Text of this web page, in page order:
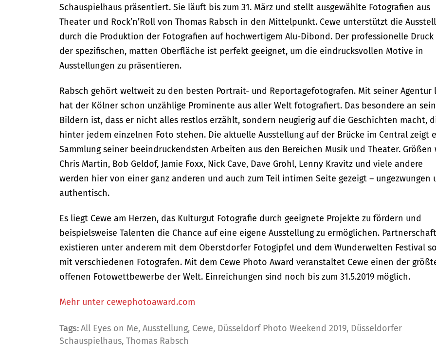
Schauspielhaus präsentiert. Sie läuft bis zum 31. März und stellt ausgewählte Fotografien aus
Theater und Rock’n’Roll von Thomas Rabsch in den Mittelpunkt. Cewe unterstützt die
durch die Produktion der Fotografien auf hochwertigem Alu-Dibond. Der professionelle Druck
der spezifischen, matten Oberfläche ist perfekt geeignet, um die eindrucksvollen Motive in
Ausstellungen zu präsentieren.
Rabsch gehört weltweit zu den besten Portrait- und Reportagefotografen. Mit seiner Agentur
hat der Kölner schon unzählige Prominente aus aller Welt fotografiert. Das besondere an
Bildern ist, dass er nicht alles restlos erzählt, sondern neugierig auf die Geschichten macht,
hinter jedem einzelnen Foto stehen. Die aktuelle Ausstellung auf der Brücke im Central zeigt
Sammlung seiner beeindruckendsten Arbeiten aus den Bereichen Musik und Theater. Größen
Chris Martin, Bob Geldof, Jamie Foxx, Nick Cave, Dave Grohl, Lenny Kravitz und viele andere
werden hier von einer ganz anderen und auch zum Teil intimen Seite gezeigt – ungezwungen
authentisch.
Es liegt Cewe am Herzen, das Kulturgut Fotografie durch geeignete Projekte zu fördern und
beispielsweise Talenten die Chance auf eine eigene Ausstellung zu ermöglichen.
existieren unter anderem mit dem Oberstdorfer Fotogipfel und dem Wunderwelten Festival
mit verschiedenen Fotografen. Mit dem Cewe Photo Award veranstaltet Cewe einen der
offenen Fotowettbewerbe der Welt. Einreichungen sind noch bis zum 31.5.2019 möglich.
Mehr unter cewephotoaward.com
Tags: All Eyes on Me, Ausstellung, Cewe, Düsseldorf Photo Weekend 2019, Düsseldorfer
Schauspielhaus, Thomas Rabsch